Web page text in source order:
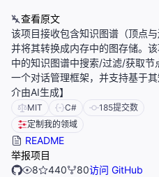
查看原文
该项目接收包含知识图谱（顶点
并将其转换成内存中的图存储。
中的知识图谱中搜索/过滤/获取
一个对话管理框架，并支持基于
介由AI生成】
MIT C# 185提交数
定制我的领域
README
举报项目
8
440 80访问 GitHub